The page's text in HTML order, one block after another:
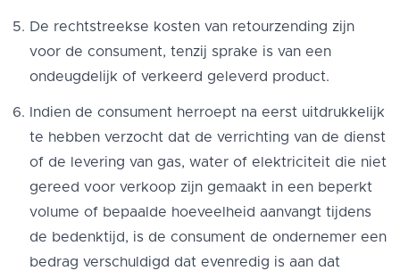
De rechtstreekse kosten van retourzending zijn
voor de consument, tenzij sprake is van een
ondeugdelijk of verkeerd geleverd product.
Indien de consument herroept na eerst uitdrukkelijk
te hebben verzocht dat de verrichting van de dienst
of de levering van gas, water of elektriciteit die niet
gereed voor verkoop zijn gemaakt in een beperkt
volume of bepaalde hoeveelheid aanvangt tijdens
de bedenktijd, is de consument de ondernemer een
bedrag verschuldigd dat evenredig is aan dat